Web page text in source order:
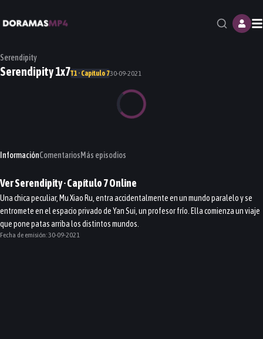
Serendipity
Serendipity 1x7T1 · Capítulo 730-09-2021
InformaciónComentariosMás episodios
VerSerendipity· Capítulo7Online
Una chica peculiar, Mu Xiao Ru, entra accidentalmente en un mundo paralelo y se
entromete en el espacio privado de Yan Sui, un profesor frío. Ella comienza un viaje
que pone patas arriba los distintos mundos.
Fecha de emisión:30-09-2021